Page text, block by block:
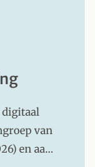
digitaal
van
en aa…